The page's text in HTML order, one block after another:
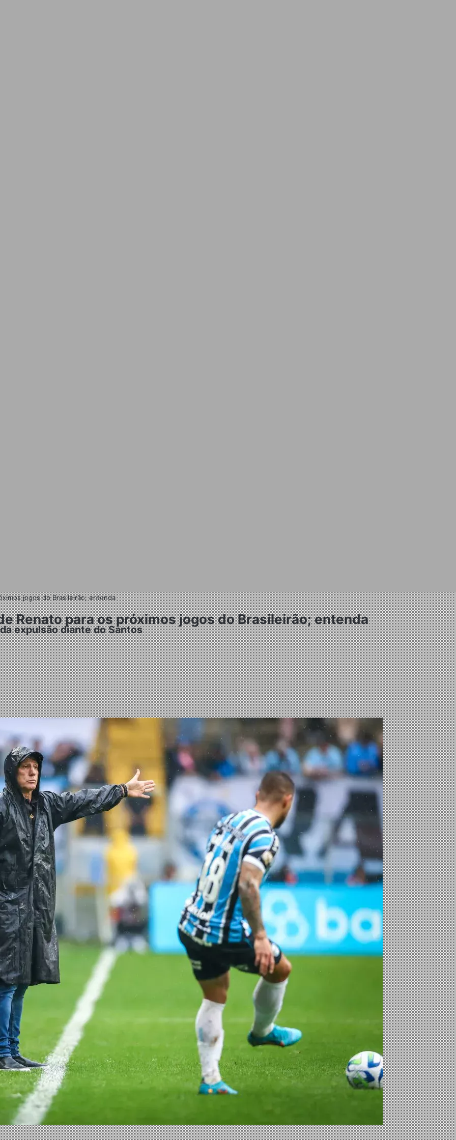
jogos do Brasileirão; entenda
Renato para os próximos jogos do Brasileirão; entenda
expulsão diante do Santos